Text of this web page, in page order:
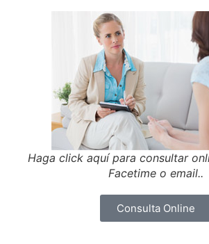
Haga click aquí para consultar
Facetime o email..
Consulta Online